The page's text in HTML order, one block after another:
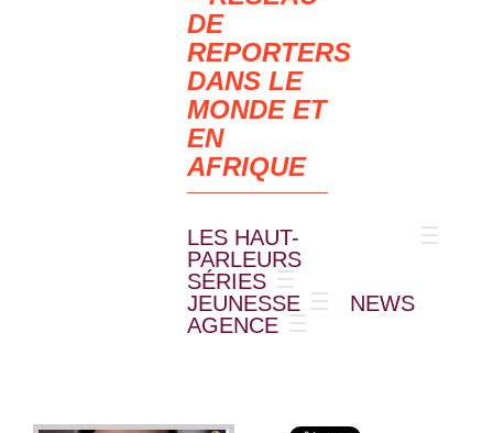
DE
REPORTERS
DANS LE
MONDE ET
EN
AFRIQUE
LES HAUT-
PARLEURS
SÉRIES
JEUNESSE
NEWS
AGENCE